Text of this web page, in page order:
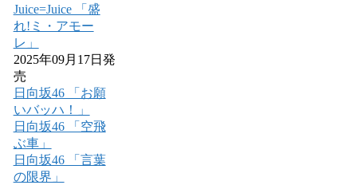
Juice=Juice 「盛
れ!ミ・アモー
レ」
2025年09月17日発
売
日向坂46 「お願
いバッハ！」
日向坂46 「空飛
ぶ車」
日向坂46 「言葉
の限界」